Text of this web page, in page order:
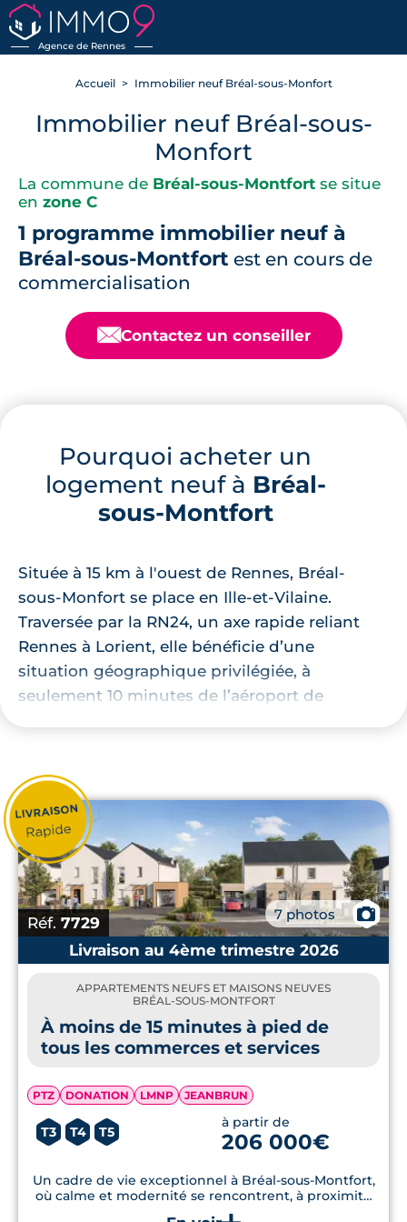
Agence de Rennes
RETOUR
Accueil Immobilier neuf Bréal-sous-Monfort
Immobilier neuf Bréal-sous-
Monfort
La commune de Bréal-sous-Montfort se situe
en zone C
1 programme immobilier neuf à
Bréal-sous-Montfort est en cours de
commercialisation
📧Contactez un conseiller
Pourquoi acheter un
logement neuf à Bréal-
sous-Montfort
Située à 15 km à l'ouest de Rennes, Bréal-
sous-Monfort se place en Ille-et-Vilaine.
Traversée par la RN24, un axe rapide reliant
Rennes à Lorient, elle bénéficie d’une
situation géographique privilégiée, à
seulement 10 minutes de l’aéroport de
Pays Touristique de Brocéliande, la
commune est une véritable porte d’entrée
vers ce territoire légendaire. Avec une
superficie de 3 400 hectares et une
population de 6 485 habitants (INSEE 2020),
la commune allie qualité de vie rurale et
services urbains, en anticipant les
aménagements nécessaires pour répondre
aux attentes de ses habitants.
Sur le plan éducatif, Bréal-sous-Monfort
compte 3 écoles maternelles, 3 écoles
également 17 équipements sportifs, une
médiathèque et une ludothèque.
commune dynamique sur le plan
événementiel. Deux manifestations
Réf. 7729 7 photos
📷
Livraison au 4ème trimestre 2026
APPARTEMENTS NEUFS ET MAISONS NEUVES
BRÉAL-SOUS-MONTFORT
À moins de 15 minutes à pied de
tous les commerces et services
PTZ DONATION LMNP JEANBRUN
T3 T4 T5
à partir de
206 000€
Un cadre de vie exceptionnel à Bréal-sous-Montfort,
où calme et modernité se rencontrent, à proximité
de toutes les commodités essentielles.